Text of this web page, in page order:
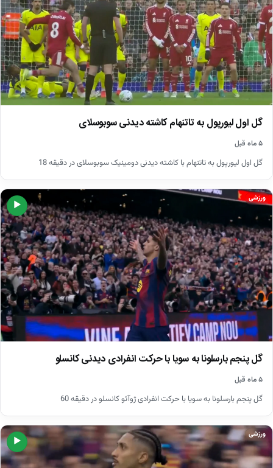
گل اول لیورپول به تاتنهام کاشته دیدنی سوبوسلای
۵ ماه قبل
گل اول لیورپول به تاتنهام با کاشته دیدنی دومینیک سوبوسلای در دقیقه 18
▶
ورزشی
گل پنجم بارسلونا به سویا با حرکت انفرادی دیدنی کانسلو
۵ ماه قبل
گل پنجم بارسلونا به سویا با حرکت انفرادی ژوآئو کانسلو در دقیقه 60
▶
ورزشی